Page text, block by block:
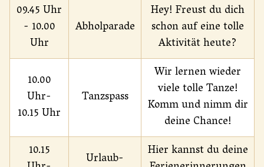
09.45 Uhr
- 10.00
Uhr
Abholparade
Hey! Freust du dich
schon auf eine tolle
Aktivität heute?
10.00
Uhr-
10.15 Uhr
Tanzspass
Wir lernen wieder
viele tolle Tanze!
Komm und nimm dir
deine Chance!
10.15
Urlaub-
Hier kannst du deine